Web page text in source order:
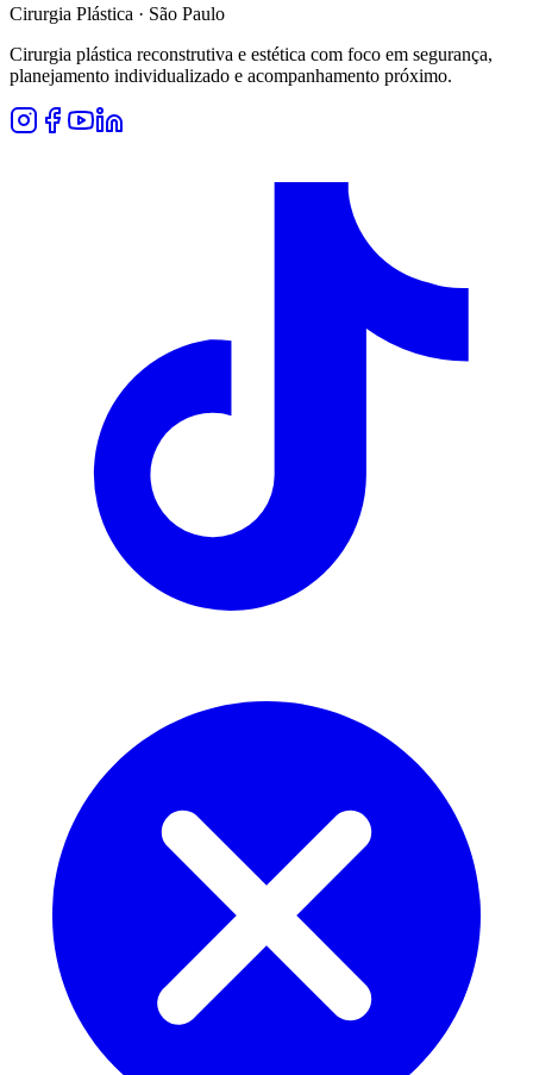
Cirurgia Plástica · São Paulo
Cirurgia plástica reconstrutiva e estética com foco em segurança,
planejamento individualizado e acompanhamento próximo.